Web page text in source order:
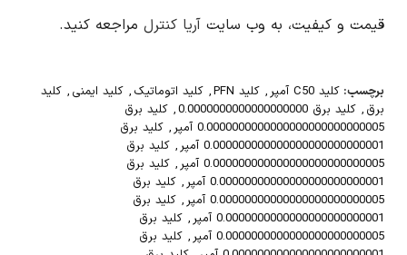
قیمت و کیفیت، به وب سایت آریا کنترل مراجعه کنید.
برچسب: کلید C50 آمپر , کلید PFN , کلید اتوماتیک , کلید ایمنی , کلید
برق , کلید برق 0.0000000000000000000 , کلید برق
0.0000000000000000000000000005 آمپر
, کلید برق
0.000000000000000000000000001 آمپر
, کلید برق
0.000000000000000000000000005 آمپر
, کلید برق
0.00000000000000000000000001 آمپر
, کلید برق
0.00000000000000000000000005 آمپر
, کلید برق
0.0000000000000000000000001 آمپر
, کلید برق
0.0000000000000000000000005 آمپر
, کلید برق